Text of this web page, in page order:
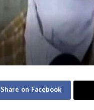
Share on Facebook